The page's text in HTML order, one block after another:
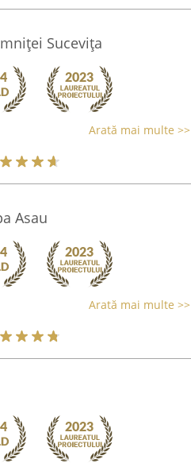
Sucevița
Arată mai multe >>
Asau
Arată mai multe >>